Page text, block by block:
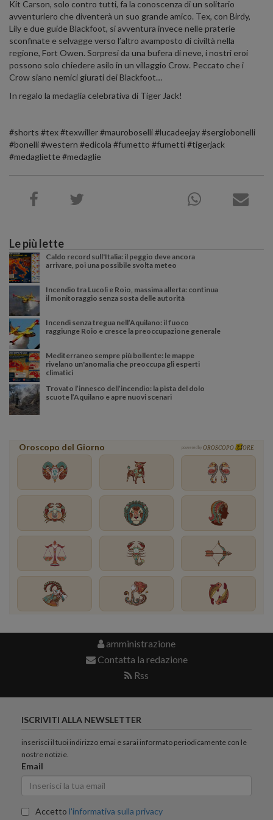
Kit Carson, solo contro tutti, fa la conoscenza di un solitario
avventuriero che diventerà un suo grande amico. Tex, con Birdy,
Lily e due guide Blackfoot, si avventura invece nelle praterie
sconfinate e selvagge verso l’altro avamposto di civiltà nella
regione, Fort Owen. Sorpresi da una bufera di neve, i nostri eroi
possono solo chiedere asilo in un villaggio Crow. Peccato che i
Crow siano nemici giurati dei Blackfoot…
In regalo la medaglia celebrativa di Tiger Jack!
#shorts #tex #texwiller #mauroboselli #lucadeejay #sergiobonelli
#bonelli #western #edicola #fumetto #fumetti #tigerjack
#medagliette #medaglie
Le più lette
Caldo record sull'Italia: il peggio deve ancora
arrivare, poi una possibile svolta meteo
Incendio tra Lucoli e Roio, massima allerta: continua
il monitoraggio senza sosta delle autorità
Incendi senza tregua nell’Aquilano: il fuoco
raggiunge Roio e cresce la preoccupazione generale
Mediterraneo sempre più bollente: le mappe
rivelano un'anomalia che preoccupa gli esperti
climatici
Trovato l’innesco dell’incendio: la pista del dolo
scuote l’Aquilano e apre nuovi scenari
Oroscopo del Giorno powered by OROSCOPO ORE
amministrazione
Contatta la redazione
Rss
ISCRIVITI ALLA NEWSLETTER
inserisci il tuoi indirizzo emai e sarai informato periodicamente con le
nostre notizie.
Email
Accetto l'informativa sulla privacy